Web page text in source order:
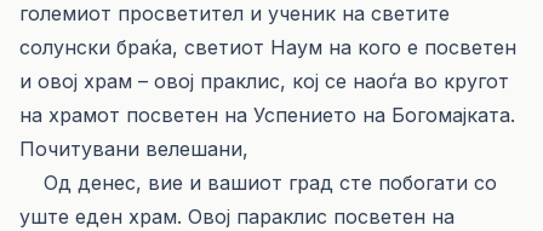
големиот просветител и ученик на светите
солунски браќа, светиот Наум на кого е посветен
и овој храм – овој праклис, кој се наоѓа во кругот
на храмот посветен на Успението на Богомајката.
Почитувани велешани,
Од денес, вие и вашиот град сте побогати со
уште еден храм. Овој параклис посветен на